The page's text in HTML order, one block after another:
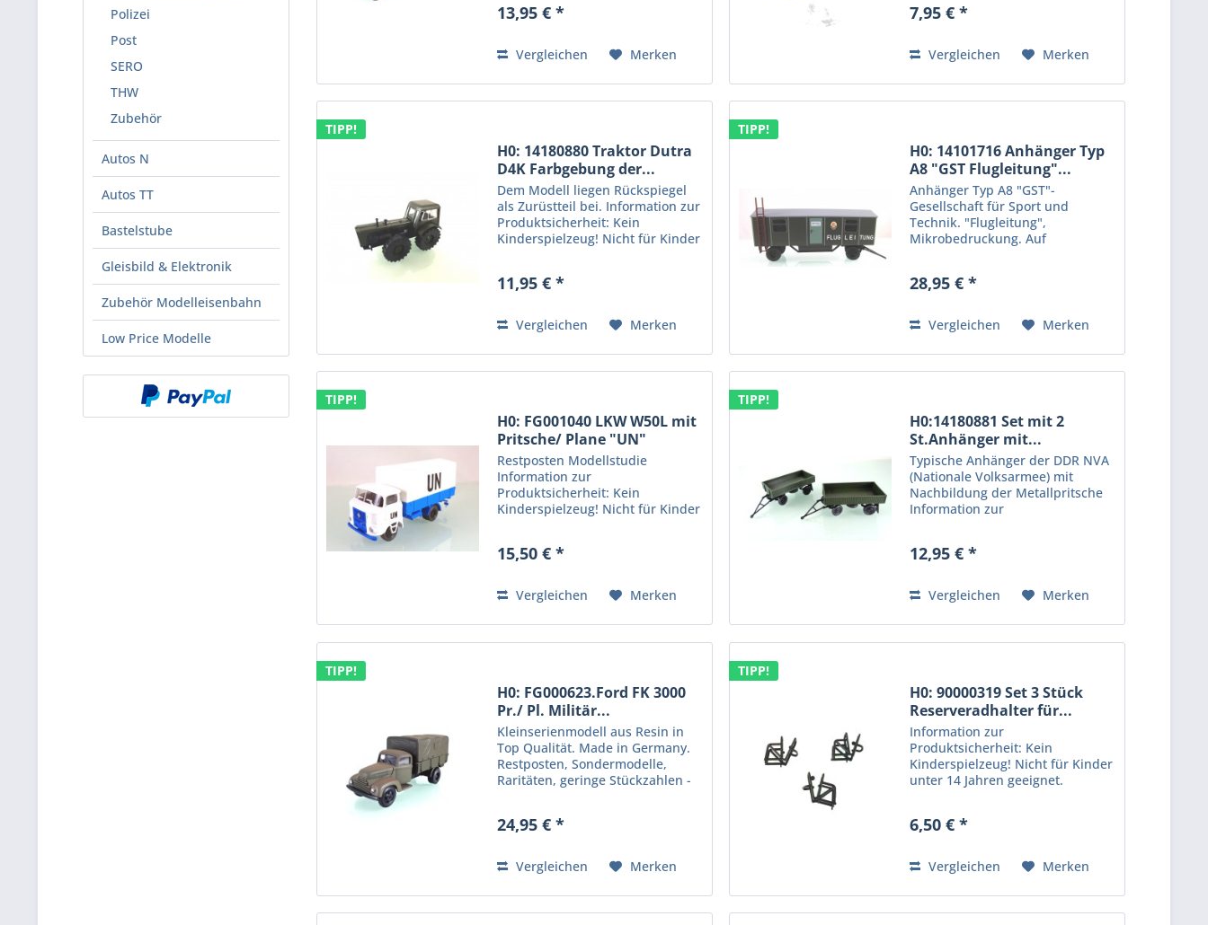
Polizei
Post
SERO
THW
Zubehör
Autos N
Autos TT
Bastelstube
Gleisbild & Elektronik
Zubehör Modelleisenbahn
Low Price Modelle
Produkt für erwachsene Sammler
Protoy GmbH,...
13,95 € *
Vergleichen Merken
gehört nicht zum Lieferumfang
Produktsicherheit: Kein...
7,95 € *
Vergleichen Merken
TIPP!
H0: 14180880 Traktor Dutra
D4K Farbgebung der...
Dem Modell liegen Rückspiegel
als Zurüstteil bei. Information zur
Produktsicherheit: Kein
Kinderspielzeug! Nicht für Kinder
und Modellbauer. Hersteller:
11,95 € *
Vergleichen Merken
TIPP!
H0: 14101716 Anhänger Typ
A8 "GST Flugleitung"...
Anhänger Typ A8 "GST"-
Gesellschaft für Sport und
Technik. "Flugleitung",
Mikrobedruckung. Auf
Flugleitung eingesetzt. Leitstellen
vormilitärischen Ausbildung...
28,95 € *
Vergleichen Merken
TIPP!
H0: FG001040 LKW W50L mit
Pritsche/ Plane "UN"
Restposten Modellstudie
Information zur
Produktsicherheit: Kein
Kinderspielzeug! Nicht für Kinder
und Modellbauer. Hersteller:
24, 16562...
15,50 € *
Vergleichen Merken
TIPP!
H0:14180881 Set mit 2
St.Anhänger mit...
Typische Anhänger der DDR NVA
(Nationale Volksarmee) mit
Nachbildung der Metallpritsche
Information zur
unter 14 Jahren geeignet.
und Modellbauer....
12,95 € *
Vergleichen Merken
TIPP!
H0: FG000623.Ford FK 3000
Pr./ Pl. Militär...
Kleinserienmodell aus Resin in
Top Qualität. Made in Germany.
Restposten, Sondermodelle,
Raritäten, geringe Stückzahlen -
Produktsicherheit: Kein
unter 14 Jahren...
24,95 € *
Vergleichen Merken
TIPP!
H0: 90000319 Set 3 Stück
Reserveradhalter für...
Information zur
Produktsicherheit: Kein
Kinderspielzeug! Nicht für Kinder
unter 14 Jahren geeignet.
Protoy GmbH, Clara-Zetkin-Str.
Mail:...
6,50 € *
Vergleichen Merken